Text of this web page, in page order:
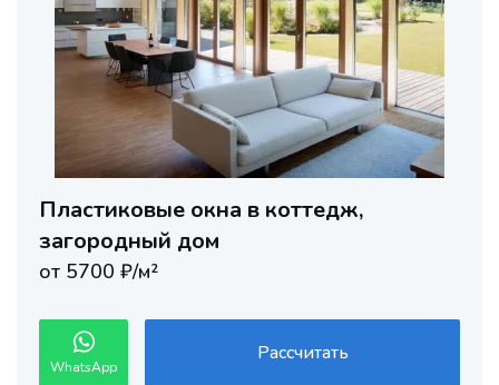
Пластиковые окна в коттедж,
загородный дом
от 5700 ₽/м²
WhatsApp
Рассчитать